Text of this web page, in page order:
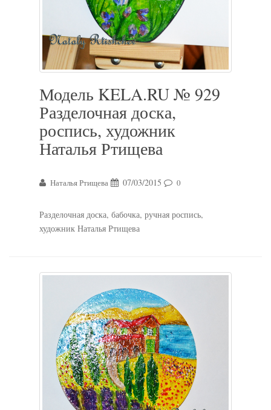
Модель KELA.RU № 929
Разделочная доска,
роспись, художник
Наталья Ртищева
Наталья Ртищева 07/03/2015 0
Разделочная доска, бабочка, ручная роспись,
художник Наталья Ртищева